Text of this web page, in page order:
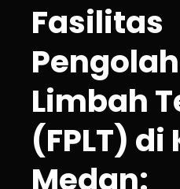
Fasilitas
Limbah
(FPLT) di
Medan: